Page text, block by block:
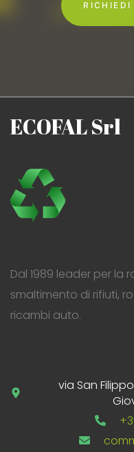
ECOFALSrl
Dal 1989 leader per
smaltimento di rifiuti,
ricambi auto.
via San